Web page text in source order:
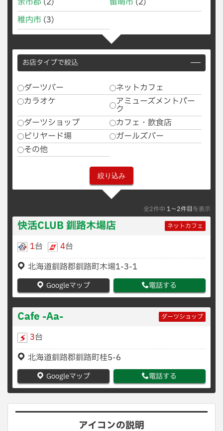
稚内市 (3)
お店タイプで絞込
ダーツバー
ネットカフェ
カラオケ
アミューズメントパー
ク
ダーツショップ
カフェ・飲食店
ビリヤード場
ガールズバー
その他
全2件中 1〜2件目を表示
快活CLUB 釧路木場店 ネットカフェ
1台 4台
北海道釧路郡釧路町木場1-3-1
Googleマップ 電話する
Cafe -Aa- ダーツショップ
3台
北海道釧路郡釧路町桂5-6
Googleマップ 電話する
アイコンの説明